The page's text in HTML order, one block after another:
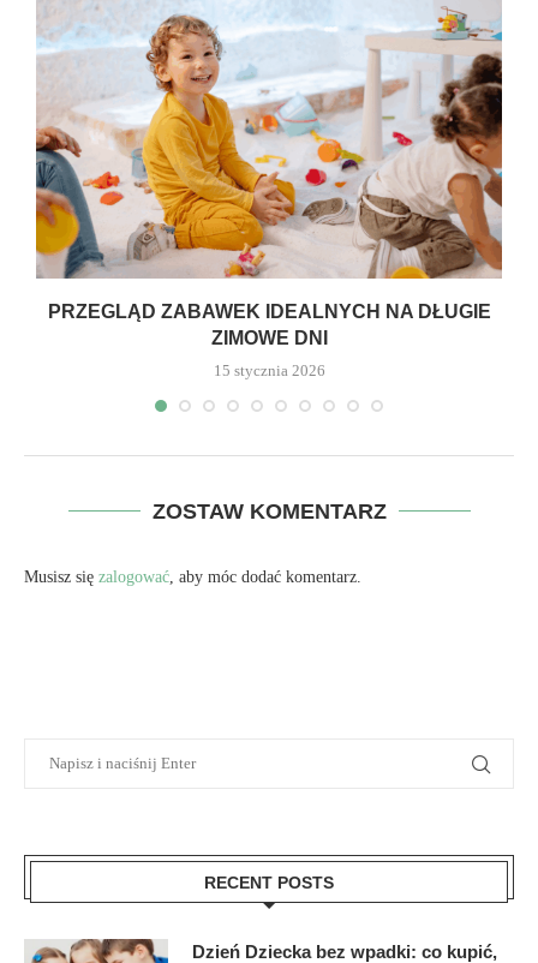
PRZEGLĄD ZABAWEK IDEALNYCH NA DŁUGIE
ZIMOWE DNI
15 stycznia 2026
ZOSTAW KOMENTARZ
Musisz się zalogować , aby móc dodać komentarz.
RECENT POSTS
Dzień Dziecka bez wpadki: co kupić,